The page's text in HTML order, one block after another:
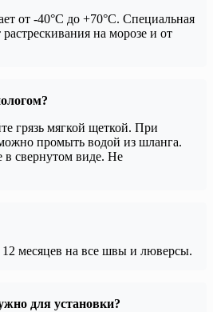
от -40°C до +70°C. Специальная
на морозе и от
грязь мягкой щеткой. При
промыть водой из шланга.
в свернутом виде. Не
месяцев на все швы и люверсы.
для установки?